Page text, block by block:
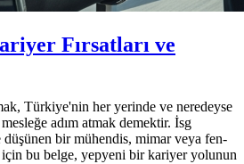
Fırsatları ve
Türkiye'nin her yerinde ve neredeyse
adım atmak demektir. İsg
düşünen bir mühendis, mimar veya fen-
bu belge, yepyeni bir kariyer yolunun